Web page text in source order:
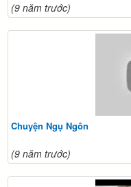
(9 năm trước)
Chuyện Ngụ Ngôn
(9 năm trước)